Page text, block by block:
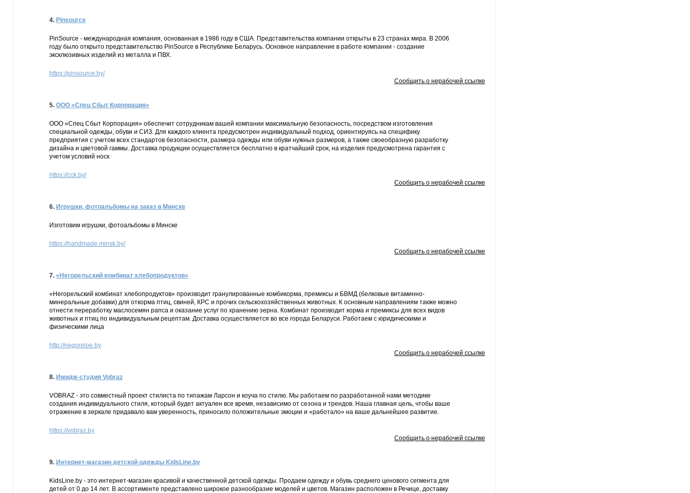
4. Pinsource
PinSource - международная компания, основанная в 1986 году в США. Представительства компании открыты в 23 странах мира. В 2006
году было открыто представительство PinSource в Республике Беларусь. Основное направление в работе компании - создание
эксклюзивных изделий из металла и ПВХ.
https://pinsource.by/
Сообщить о нерабочей ссылке
5. ООО «Спец Сбыт Корпорация»
ООО «Спец Сбыт Корпорация» обеспечит сотрудникам вашей компании максимальную безопасность, посредством изготовления
специальной одежды, обуви и СИЗ. Для каждого клиента предусмотрен индивидуальный подход, ориентируясь на специфику
предприятия с учетом всех стандартов безопасности, размера одежды или обуви нужных размеров, а также своеобразную разработку
дизайна и цветовой гаммы. Доставка продукции осуществляется бесплатно в кратчайший срок, на изделия предусмотрена гарантия с
учетом условий носк
https://cck.by/
Сообщить о нерабочей ссылке
6. Игрушки, фотоальбомы на заказ в Минске
Изготовим игрушки, фотоальбомы в Минске
https://handmade.minsk.by/
Сообщить о нерабочей ссылке
7. «Негорельский комбинат хлебопродуктов»
«Негорельский комбинат хлебопродуктов» производит гранулированные комбикорма, премиксы и БВМД (белковые витаминно-
минеральные добавки) для откорма птиц, свиней, КРС и прочих сельскохозяйственных животных. К основным направлениям также можно
отнести переработку маслосемян рапса и оказание услуг по хранению зерна. Комбинат производит корма и премиксы для всех видов
животных и птиц по индивидуальным рецептам. Доставка осуществляется во все города Беларуси. Работаем с юридическими и
физическими лица
http://negoreloe.by
Сообщить о нерабочей ссылке
8. Имидж-студия Vobraz
VOBRAZ - это совместный проект стилиста по типажам Ларсон и коуча по стилю. Мы работаем по разработанной нами методике
создания индивидуального стиля, который будет актуален все время, независимо от сезона и трендов. Наша главная цель, чтобы ваше
отражение в зеркале придавало вам уверенность, приносило положительные эмоции и «работало» на ваше дальнейшее развитие.
https://vobraz.by
Сообщить о нерабочей ссылке
9. Интернет-магазин детской одежды KidsLine.by
KidsLine.by - это интернет-магазин красивой и качественной детской одежды. Продаем одежду и обувь среднего ценового сегмента для
детей от 0 до 14 лет. В ассортименте представлено широкое разнообразие моделей и цветов. Магазин расположен в Речице, доставку